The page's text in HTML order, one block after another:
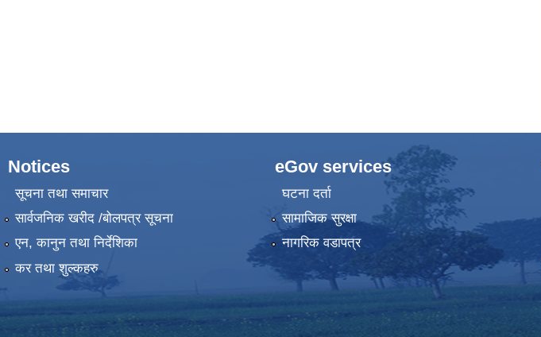
Notices
सूचना तथा समाचार
सार्वजनिक खरीद /बोलपत्र सूचना
एन, कानुन तथा निर्देशिका
कर तथा शुल्कहरु
eGov services
घटना दर्ता
सामाजिक सुरक्षा
नागरिक वडापत्र